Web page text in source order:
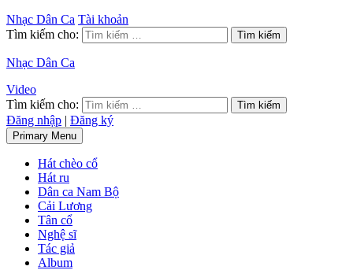
Nhạc Dân Ca Tài khoản
Tìm kiếm cho:
Nhạc Dân Ca
Video
Tìm kiếm cho:
Đăng nhập | Đăng ký
Primary Menu
Hát chèo cổ
Hát ru
Dân ca Nam Bộ
Cải Lương
Tân cổ
Nghệ sĩ
Tác giả
Album